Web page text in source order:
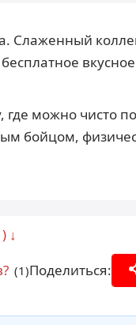
Слаженный
где можно чисто
бойцом,
↓
(1)Поделиться: